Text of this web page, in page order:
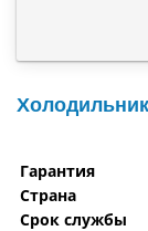
Гарантия
Страна
Срок службы